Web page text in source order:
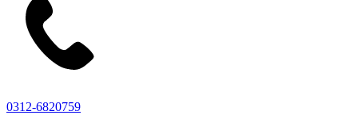
0312-6820759